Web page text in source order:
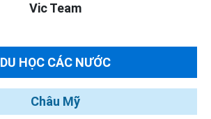
Vic Team
DU HỌC CÁC NƯỚC
Châu Mỹ